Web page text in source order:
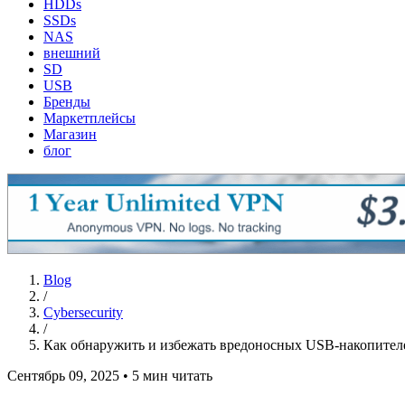
HDDs
SSDs
NAS
внешний
SD
USB
Бренды
Маркетплейсы
Магазин
блог
Blog
/
Cybersecurity
/
Как обнаружить и избежать вредоносных USB-
Сентябрь 09, 2025 • 5 мин читать